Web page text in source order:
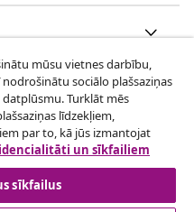
mūsu vietnes darbību,
sociālo plašsaziņas
Turklāt mēs
līdzekļiem,
par to, kā jūs izmantojat
un sīkfailiem
sīkfailus